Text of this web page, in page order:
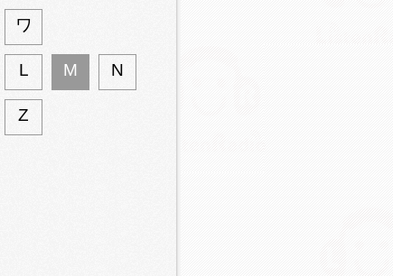
ワ
L M N
Z